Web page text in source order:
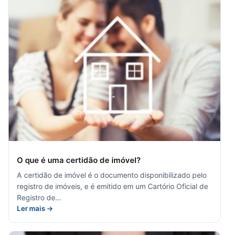
O que é uma certidão de imóvel?
A certidão de imóvel é o documento disponibilizado pelo
registro de imóveis, e é emitido em um Cartório Oficial de
Registro de…
Ler mais →